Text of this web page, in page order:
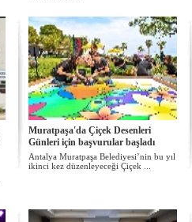
Muratpaşa'da Çiçek Desenleri
Günleri için başvurular başladı
Antalya Muratpaşa Belediyesi’nin bu yıl
ikinci kez düzenleyeceği Çiçek ...